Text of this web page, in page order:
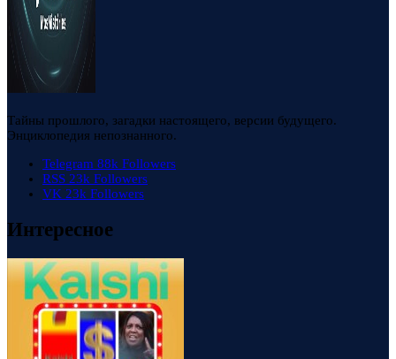
Тайны прошлого, загадки настоящего, версии будущего.
Энциклопедия непознанного.
Telegram 88k Followers
RSS 23k Followers
VK 23k Followers
Интересное